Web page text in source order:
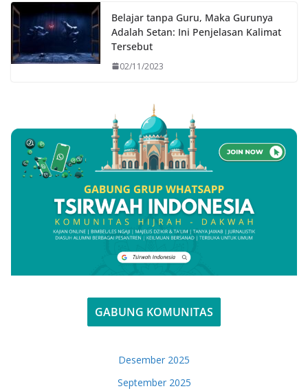
Belajar tanpa Guru, Maka Gurunya
Adalah Setan: Ini Penjelasan Kalimat
Tersebut
02/11/2023
GABUNG KOMUNITAS
Desember 2025
September 2025